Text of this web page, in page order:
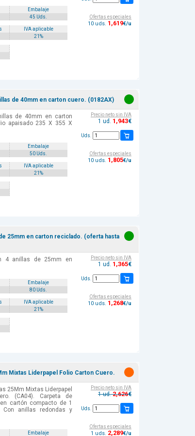
Embalaje
45 Uds.
IVA aplicable
21%
Ofertas especiales
10 uds. 1 ,619€/u
de 40mm en carton cuero. (0182AX)
de 40mm en carton
apaisado 235 X 355 X
Embalaje
50 Uds.
IVA aplicable
21%
Precio neto sin IVA
1 ud. 1 ,943€
Uds.
Ofertas especiales
10 uds. 1 ,805€/u
25mm en carton reciclado. (oferta hasta
4 anillas de 25mm en
Embalaje
80 Uds.
IVA aplicable
21%
Precio neto sin IVA
1 ud. 1 ,365€
Uds.
Ofertas especiales
10 uds. 1 ,268€/u
Mixtas Liderpapel Folio Carton Cuero.
25Mm Mixtas Liderpapel
(CA04). Carpeta de
cartón compacto de 1
Con anillas redondas y
Embalaje
Precio neto sin IVA
1 ud.2,626€
Uds.
Ofertas especiales
1 uds. 2,289€/u